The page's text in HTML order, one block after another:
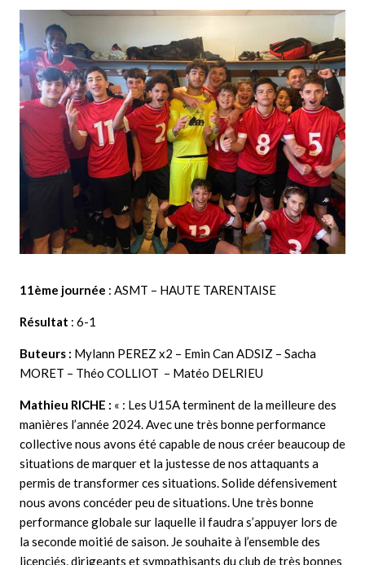
11ème journée : ASMT – HAUTE TARENTAISE
Résultat : 6-1
Buteurs : Mylann PEREZ x2 – Emin Can ADSIZ – Sacha
MORET – Théo COLLIOT – Matéo DELRIEU
Mathieu RICHE : « : Les U15A terminent de la meilleure des
manières l’année 2024. Avec une très bonne performance
collective nous avons été capable de nous créer beaucoup de
situations de marquer et la justesse de nos attaquants a
permis de transformer ces situations. Solide défensivement
nous avons concéder peu de situations. Une très bonne
performance globale sur laquelle il faudra s’appuyer lors de
la seconde moitié de saison. Je souhaite à l’ensemble des
licenciés, dirigeants et sympathisants du club de très bonnes